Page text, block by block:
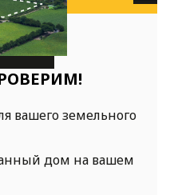
вашего земельного
дом на вашем